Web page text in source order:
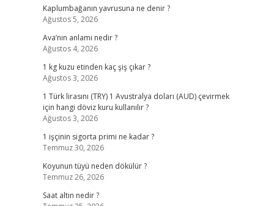
Kaplumbağanın yavrusuna ne denir ?
Ağustos 5, 2026
Ava’nın anlamı nedir ?
Ağustos 4, 2026
1 kg kuzu etinden kaç şiş çıkar ?
Ağustos 3, 2026
1 Türk lirasını (TRY) 1 Avustralya doları (AUD) çevirmek
için hangi döviz kuru kullanılır ?
Ağustos 3, 2026
1 işçinin sigorta primi ne kadar ?
Temmuz 30, 2026
Koyunun tüyü neden dökülür ?
Temmuz 26, 2026
Saat altın nedir ?